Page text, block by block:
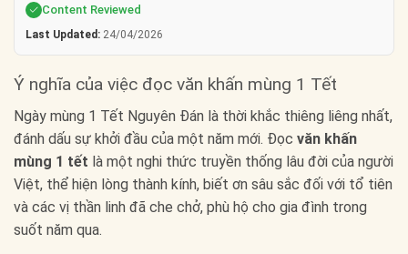
Content Reviewed
Last Updated: 24/04/2026
Ý nghĩa của việc đọc văn khấn mùng 1 Tết
Ngày mùng 1 Tết Nguyên Đán là thời khắc thiêng liêng nhất,
đánh dấu sự khởi đầu của một năm mới. Đọc văn khấn
mùng 1 tết là một nghi thức truyền thống lâu đời của người
Việt, thể hiện lòng thành kính, biết ơn sâu sắc đối với tổ tiên
và các vị thần linh đã che chở, phù hộ cho gia đình trong
suốt năm qua.